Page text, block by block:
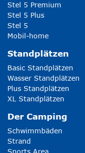
Stel 5 Premium
Stel 5 Plus
Stel 5
Mobil-home
Standplätzen
Basic Standplätzen
Wasser Standplätzen
Plus Standplätzen
XL Standplätzen
Der Camping
Schwimmbäden
Strand